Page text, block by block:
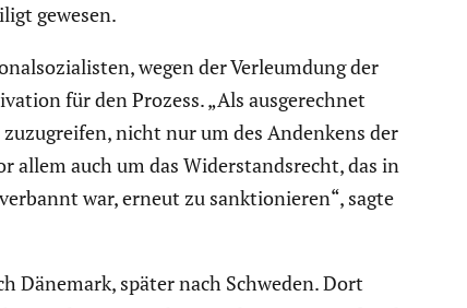
gewesen.
wegen der Verleum­dung der
für den Prozess. „Als ausge­rechnet
nicht nur um des Andenkens der
allem auch um das Wider­stands­recht, das in
war, erneut zu sanktio­nieren“, sagte
Dänemark, später nach Schweden. Dort